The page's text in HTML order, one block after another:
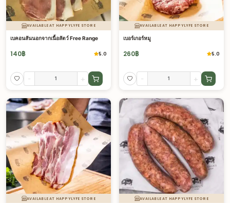
AVAILABLE AT HAPPYLYFE STORE
เบคอนสันนอกจากเนื้อสัตว์ Free Range
140฿ 5.0
- +
AVAILABLE AT HAPPYLYFE STORE
เบอร์เกอร์หมู
260฿ 5.0
- +
AVAILABLE AT HAPPYLYFE STORE AVAILABLE AT HAPPYLYFE STORE